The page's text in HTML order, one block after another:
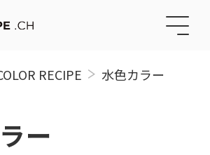
RECIPE 水色カラー
ー